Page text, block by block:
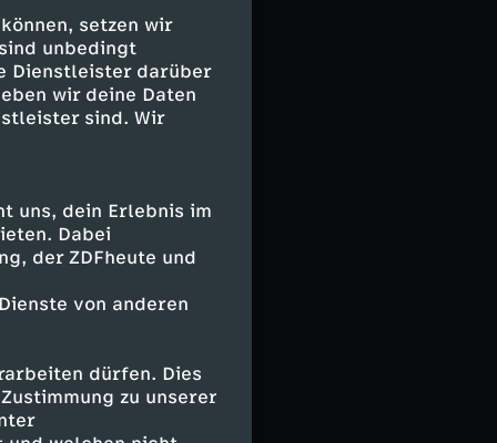
setzen wir
unbedingt
Dienstleister darüber
wir deine Daten
sind. Wir
uns, dein Erlebnis im
Dabei
der ZDFheute und
von anderen
dürfen. Dies
zu unserer
sich
Leben
einiges
will es doch
zu
über ihm
Familie zieht